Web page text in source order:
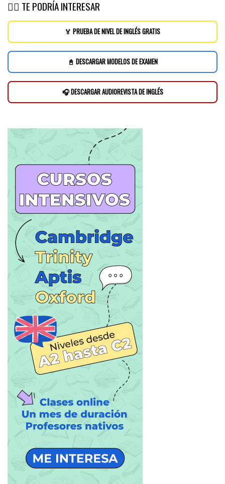
👉🏽 TE PODRÍA INTERESAR
🏅 PRUEBA DE NIVEL DE INGLÉS GRATIS
📓 DESCARGAR MODELOS DE EXAMEN
🎧 DESCARGAR AUDIOREVISTA DE INGLÉS